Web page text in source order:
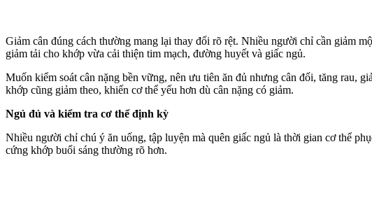
Giảm cân đúng cách thường mang lại thay đổi rõ rệt. Nhiều người chỉ cần giảm
giảm tải cho khớp vừa cải thiện tim mạch, đường huyết và giấc ngủ.
Muốn kiểm soát cân nặng bền vững, nên ưu tiên ăn đủ nhưng cân đối, tăng rau,
khớp cũng giảm theo, khiến c‌ơ th‌ể yếu hơn dù cân nặng có giảm.
Ngủ đủ và kiểm tra c‌ơ th‌ể định kỳ
Nhiều người chỉ chú ý ăn uống, tập luyện mà quên giấc ngủ là thời gian c‌ơ th‌ể
cứng khớp buổi sáng thường rõ hơn.